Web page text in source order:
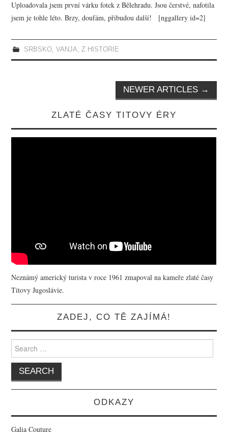
Uploadovala jsem první várku fotek z Bělehradu. Jsou čerstvé, nafotila
jsem je tohle léto. Brzy, doufám, přibudou další! [nggallery id=2]
SRBSKO, VANJA, Z HISTORIE
NEWER ARTICLES →
ZLATÉ ČASY TITOVY ÉRY
Neznámý americký turista v roce 1961 zmapoval na kameře zlaté časy
Titovy Jugoslávie.
ZADEJ, CO TĚ ZAJÍMÁ!
Search for:
ODKAZY
Galia Couture